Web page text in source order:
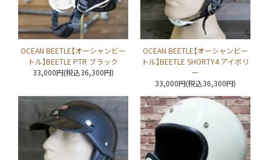
OCEAN BEETLE【オーシャンビー
トル】BEETLE PTR ブラック
33,000円(税込36,300円)
OCEAN BEETLE【オーシャンビー
トル】BEETLE SHORTY4 アイボリ
ー
33,000円(税込36,300円)